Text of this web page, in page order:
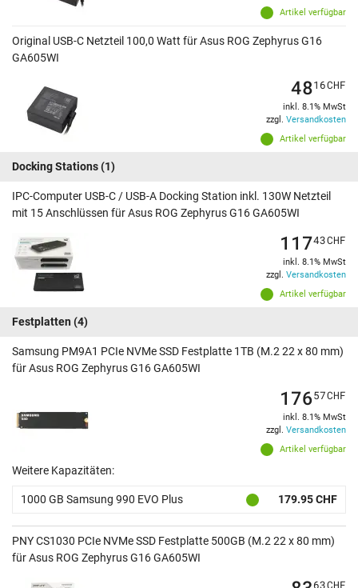
Artikel verfügbar
Original USB-C Netzteil 100,0 Watt für Asus ROG Zephyrus G16
GA605WI
Artikel verfügbar
4816CHF
inkl. 8.1% MwSt
zzgl. Versandkosten
Docking Stations(1)
IPC-Computer USB-C / USB-A Docking Station inkl. 130W Netzteil
mit 15 Anschlüssen für Asus ROG Zephyrus G16 GA605WI
Artikel verfügbar
11743CHF
inkl. 8.1% MwSt
zzgl. Versandkosten
Festplatten (4)
Samsung PM9A1 PCIe NVMe SSD Festplatte 1TB (M.2 22 x 80 mm)
für Asus ROG Zephyrus G16 GA605WI
Artikel verfügbar
17657CHF
inkl. 8.1% MwSt
zzgl. Versandkosten
Weitere Kapazitäten:
1000 GB Samsung 990 EVO Plus 179.95 CHF
PNY CS1030 PCIe NVMe SSD Festplatte 500GB (M.2 22 x 80 mm)
für Asus ROG Zephyrus G16 GA605WI
63CHF